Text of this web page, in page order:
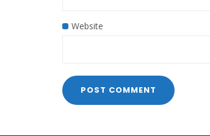
Website